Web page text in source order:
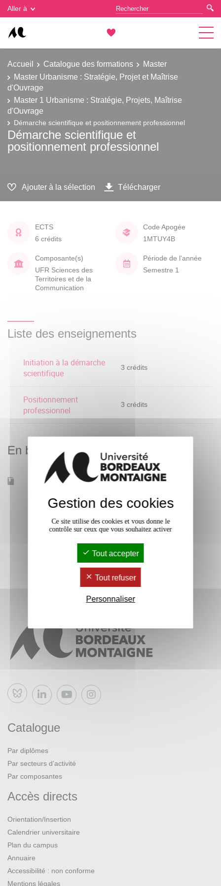
Aller à
Accueil Catalogue des formations
Master
Master Urbanisme : Stratégie, Projet et Maîtrise
d'Ouvrage
Master 1 Urbanisme : Stratégie, Projets, Maîtrise
d'Ouvrage
Démarche scientifique et positionnement professionnel
Démarche scientifique et
positionnement professionnel
Ajouter à la sélection Télécharger
ECTS
6 crédits
Code Apogée
1MTUY4B
Composante(s)
UFR Sciences des
Territoires et de la
Communication
Période de l'année
Semestre 1
Liste des enseignements
Initiation à la démarche
scientifique
3 crédits
Positionnement
professionnel
3 crédits
En bref
Accessible à distance Non
Bluesky
Catalogue
Par diplômes
Par secteurs d’activité
Par composantes
Accès directs
Orientation/Insertion
Calendrier universitaire
Plan du campus
Annuaire
Accessibilité : non conforme
Mentions légales
Gestion des cookies
Gestion des cookies
Ce site utilise des cookies et vous donne le
contrôle sur ceux que vous souhaitez activer
Tout accepter
Tout refuser
Personnaliser